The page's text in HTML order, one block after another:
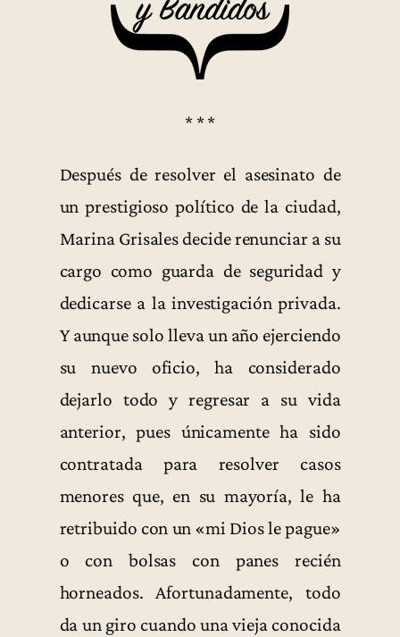
* * *
Después de resolver el asesinato de
un prestigioso político de la ciudad,
Marina Grisales decide renunciar a su
cargo como guarda de seguridad y
dedicarse a la investigación privada.
Y aunque solo lleva un año ejerciendo
su nuevo oficio, ha considerado
dejarlo todo y regresar a su vida
anterior, pues únicamente ha sido
contratada para resolver casos
menores que, en su mayoría, le ha
retribuido con un «mi Dios le pague»
o con bolsas con panes recién
horneados. Afortunadamente, todo
da un giro cuando una vieja conocida